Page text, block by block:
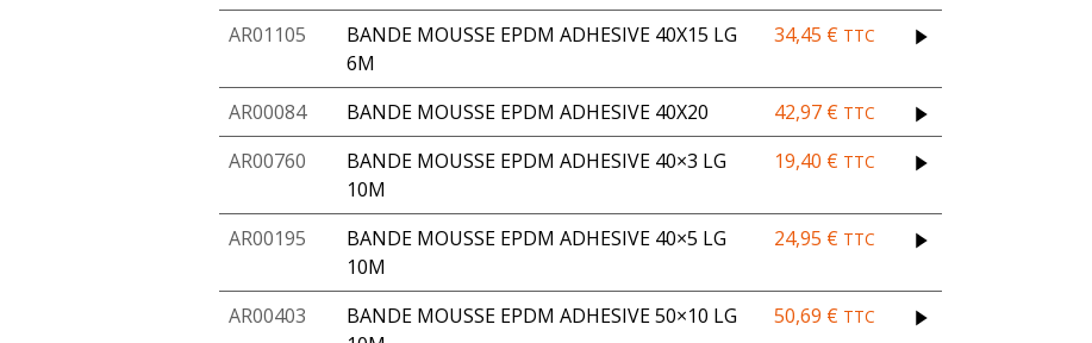
AR01105
BANDE MOUSSE EPDM ADHESIVE 40X15 LG
6M
34,45 € TTC
AR00084 BANDE MOUSSE EPDM ADHESIVE 40X20 42,97 € TTC
AR00760
BANDE MOUSSE EPDM ADHESIVE 40×3 LG
10M
19,40 € TTC
AR00195
BANDE MOUSSE EPDM ADHESIVE 40×5 LG
10M
24,95 € TTC
AR00403
BANDE MOUSSE EPDM ADHESIVE 50×10 LG
50,69 € TTC